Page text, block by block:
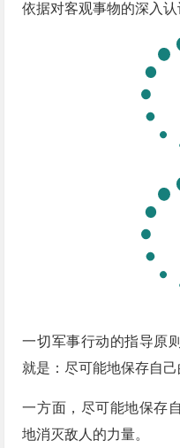
依据对客观事物的深入认
一切军事行动的指导原
就是：尽可能地保存自
一方面，尽可能地保存
地消灭敌人的力量。